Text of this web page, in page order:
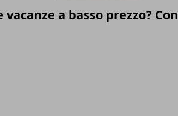
vacanze a basso prezzo?